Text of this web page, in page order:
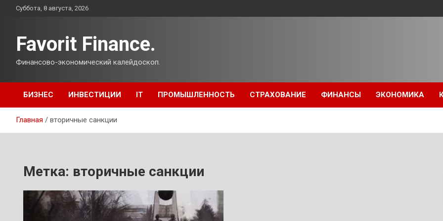
ПерейтиСуббота, 8 августа, 2026
Favorit Finance.
Финансово-экономический калейдоскоп.
БИЗНЕС ИНВЕСТИЦИИ IT ПРОМЫШЛЕННОСТЬ СТРАХОВАНИЕ ФИНАНСЫ ЭКОНОМИКА
Главная вторичные санкции
Метка: вторичные санкции